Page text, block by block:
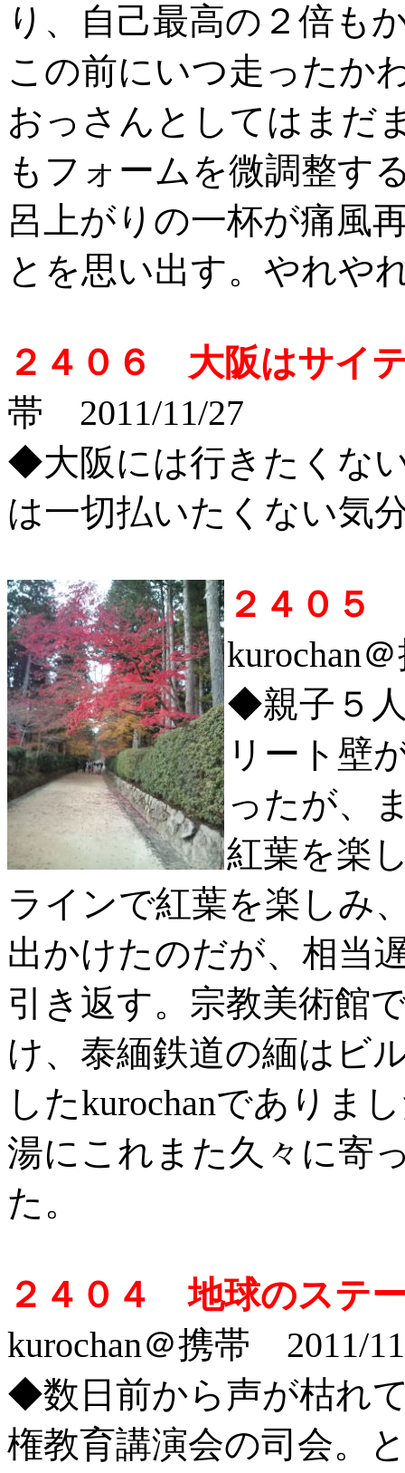
り、自己最高の２倍も
この前にいつ走ったか
おっさんとしてはまだ
もフォームを微調整す
呂上がりの一杯が痛風
とを思い出す。やれや
２４０６ 大阪はサ
帯 2011/11/27
◆大阪には行きたくな
は一切払いたくない気
２４０
kurochan
◆親子５
リート壁
ったが、
紅葉を楽
ラインで紅葉を楽しみ
出かけたのだが、相当
引き返す。宗教美術館
け、泰緬鉄道の緬はビ
したkurochanでありま
湯にこれまた久々に寄
た。
２４０４ 地球のステ
kurochan＠携帯 2011/
◆数日前から声が枯れ
権教育講演会の司会。